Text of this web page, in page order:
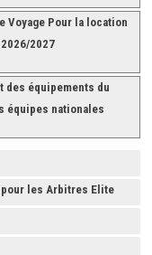
Voyage Pour la location
2027
équipements du
équipes nationales
les Arbitres Elite